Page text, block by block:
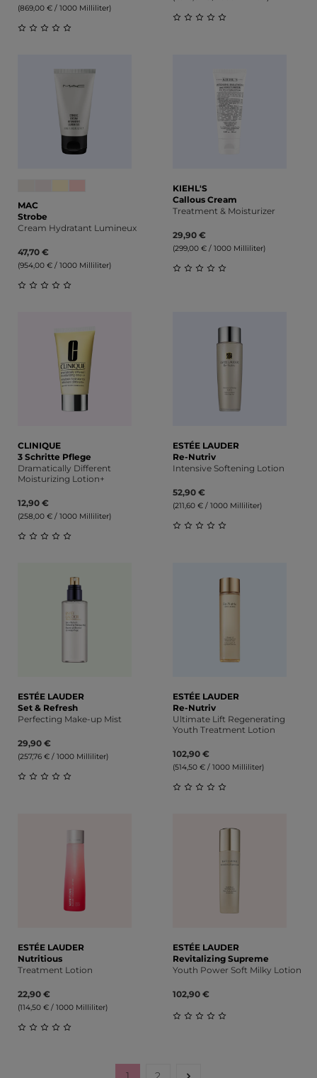
(869,00 € / 1000 Milliliter)
MAC
Strobe
Cream Hydratant Lumineux
47,70 €
(954,00 € / 1000 Milliliter)
KIEHL'S
Callous Cream
Treatment & Moisturizer
29,90 €
(299,00 € / 1000 Milliliter)
CLINIQUE
3 Schritte Pflege
Dramatically Different
Moisturizing Lotion+
12,90 €
(258,00 € / 1000 Milliliter)
ESTÉE LAUDER
Re-Nutriv
Intensive Softening Lotion
52,90 €
(211,60 € / 1000 Milliliter)
ESTÉE LAUDER
Set & Refresh
Perfecting Make-up Mist
29,90 €
(257,76 € / 1000 Milliliter)
ESTÉE LAUDER
Re-Nutriv
Ultimate Lift Regenerating
Youth Treatment Lotion
102,90 €
(514,50 € / 1000 Milliliter)
ESTÉE LAUDER
Nutritious
Treatment Lotion
22,90 €
(114,50 € / 1000 Milliliter)
ESTÉE LAUDER
Revitalizing Supreme
Youth Power Soft Milky Lotion
102,90 €